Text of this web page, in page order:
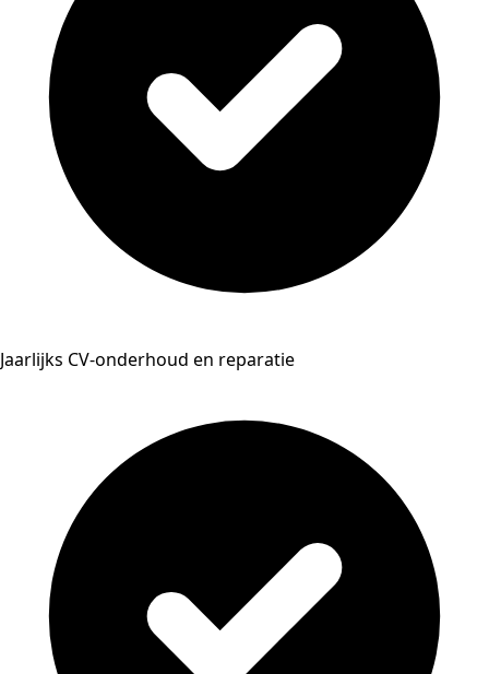
Jaarlijks CV-onderhoud en reparatie